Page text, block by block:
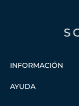
INFORMACIÓN
AYUDA